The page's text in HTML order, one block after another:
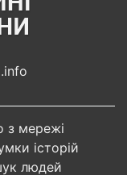
з мережі
історій
людей